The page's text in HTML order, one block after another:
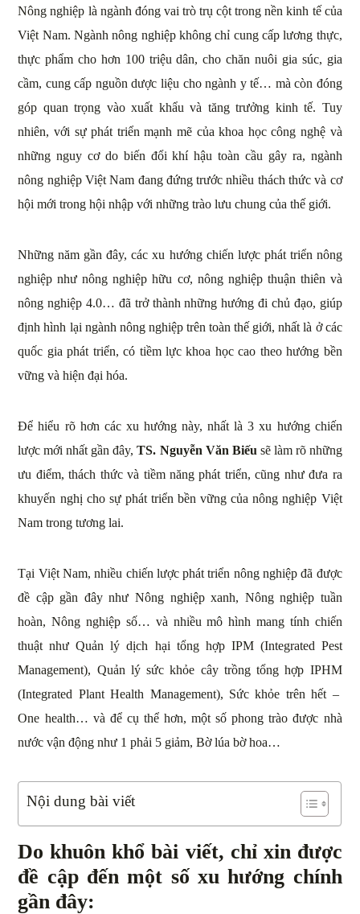
Nông nghiệp là ngành đóng vai trò trụ cột trong nền kinh tế của
Việt Nam. Ngành nông nghiệp không chỉ cung cấp lương thực,
thực phẩm cho hơn 100 triệu dân, cho chăn nuôi gia súc, gia
cầm, cung cấp nguồn dược liệu cho ngành y tế… mà còn đóng
góp quan trọng vào xuất khẩu và tăng trưởng kinh tế. Tuy
nhiên, với sự phát triển mạnh mẽ của khoa học công nghệ và
những nguy cơ do biến đổi khí hậu toàn cầu gây ra, ngành
nông nghiệp Việt Nam đang đứng trước nhiều thách thức và cơ
hội mới trong hội nhập với những trào lưu chung của thế giới.
Những năm gần đây, các xu hướng chiến lược phát triển nông
nghiệp như nông nghiệp hữu cơ, nông nghiệp thuận thiên và
nông nghiệp 4.0… đã trở thành những hướng đi chủ đạo, giúp
định hình lại ngành nông nghiệp trên toàn thế giới, nhất là ở các
quốc gia phát triển, có tiềm lực khoa học cao theo hướng bền
vững và hiện đại hóa.
Để hiểu rõ hơn các xu hướng này, nhất là 3 xu hướng chiến
lược mới nhất gần đây,TS. Nguyễn Văn Biếu sẽ làm rõ những
ưu điểm, thách thức và tiềm năng phát triển, cũng như đưa ra
khuyến nghị cho sự phát triển bền vững của nông nghiệp Việt
Nam trong tương lai.
Tại Việt Nam, nhiều chiến lược phát triển nông nghiệp đã được
đề cập gần đây như Nông nghiệp xanh, Nông nghiệp tuần
hoàn, Nông nghiệp số… và nhiều mô hình mang tính chiến
thuật như Quản lý dịch hại tổng hợp IPM (Integrated Pest
Management), Quản lý sức khỏe cây trồng tổng hợp IPHM
(Integrated Plant Health Management), Sức khỏe trên hết –
One health… và để cụ thể hơn, một số phong trào được nhà
nước vận động như 1 phải 5 giảm, Bờ lúa bờ hoa…
Nội dung bài viết
Do khuôn khổ bài viết, chỉ xin được
đề cập đến một số xu hướng chính
gần đây: